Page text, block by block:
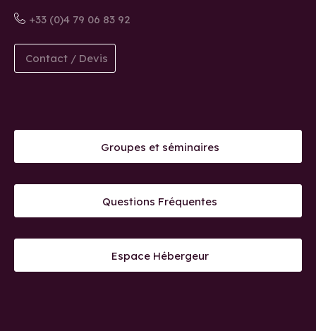
+33 (0)4 79 06 83 92
Contact / Devis
Groupes et séminaires
Questions Fréquentes
Espace Hébergeur